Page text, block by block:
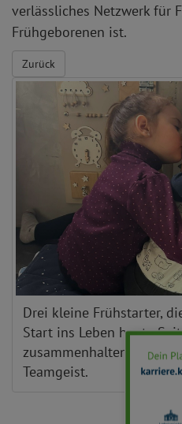
verlässliches Netzwerk für
Frühgeborenen ist.
Zurück
Drei kleine Frühstarter,
Start ins Leben heute
zusammenhalten: ein
Teamgeist.